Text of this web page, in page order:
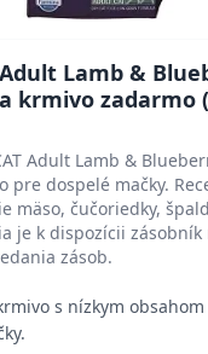
Adult Lamb &
krmivo zadarmo
Adult Lamb &
pre dospelé mačky.
mäso, čučoriedky,
je k dispozícii zásobník
zásob.
s nízkym